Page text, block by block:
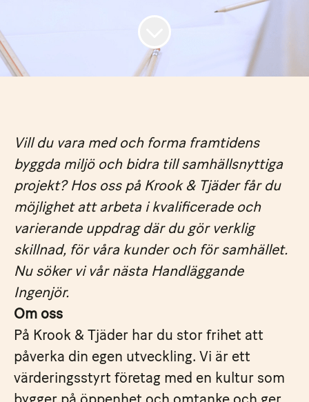
Vill du vara med och forma framtidens
byggda miljö och bidra till samhällsnyttiga
projekt? Hos oss på Krook & Tjäder får du
möjlighet att arbeta i kvalificerade och
varierande uppdrag där du gör verklig
skillnad, för våra kunder och för samhället.
Nu söker vi vår nästa Handläggande
Ingenjör.
Om oss
På Krook & Tjäder har du stor frihet att
påverka din egen utveckling. Vi är ett
värderingsstyrt företag med en kultur som